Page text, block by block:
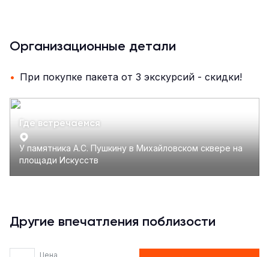
Цена
Организационные детали
При покупке пакета от 3 экскурсий - скидки!
Где встречаемся
У памятника А.С. Пушкину в Михайловском сквере на
площади Искусств
Другие впечатления поблизости